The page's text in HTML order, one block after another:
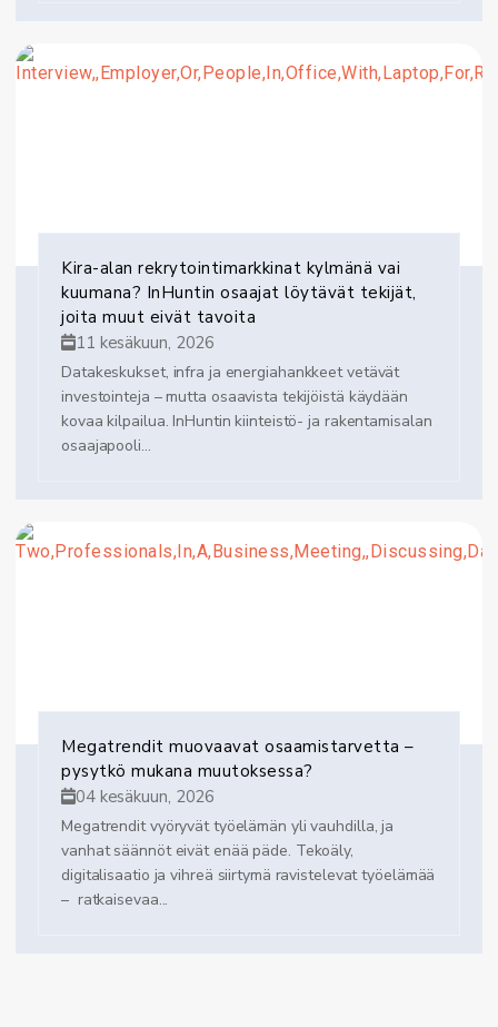
Kira-alan rekrytointimarkkinat kylmänä vai
kuumana? InHuntin osaajat löytävät tekijät,
joita muut eivät tavoita
11 kesäkuun, 2026
Datakeskukset, infra ja energiahankkeet vetävät
investointeja – mutta osaavista tekijöistä käydään
kovaa kilpailua. InHuntin kiinteistö- ja rakentamisalan
osaajapooli...
Megatrendit muovaavat osaamistarvetta –
pysytkö mukana muutoksessa?
04 kesäkuun, 2026
Megatrendit vyöryvät työelämän yli vauhdilla, ja
vanhat säännöt eivät enää päde. Tekoäly,
digitalisaatio ja vihreä siirtymä ravistelevat työelämää
– ratkaisevaa...